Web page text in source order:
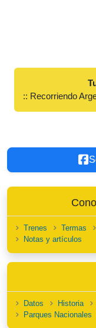
:: Recorriendo
Trenes Termas
Notas y artículos
Datos Historia
Parques Nacionales